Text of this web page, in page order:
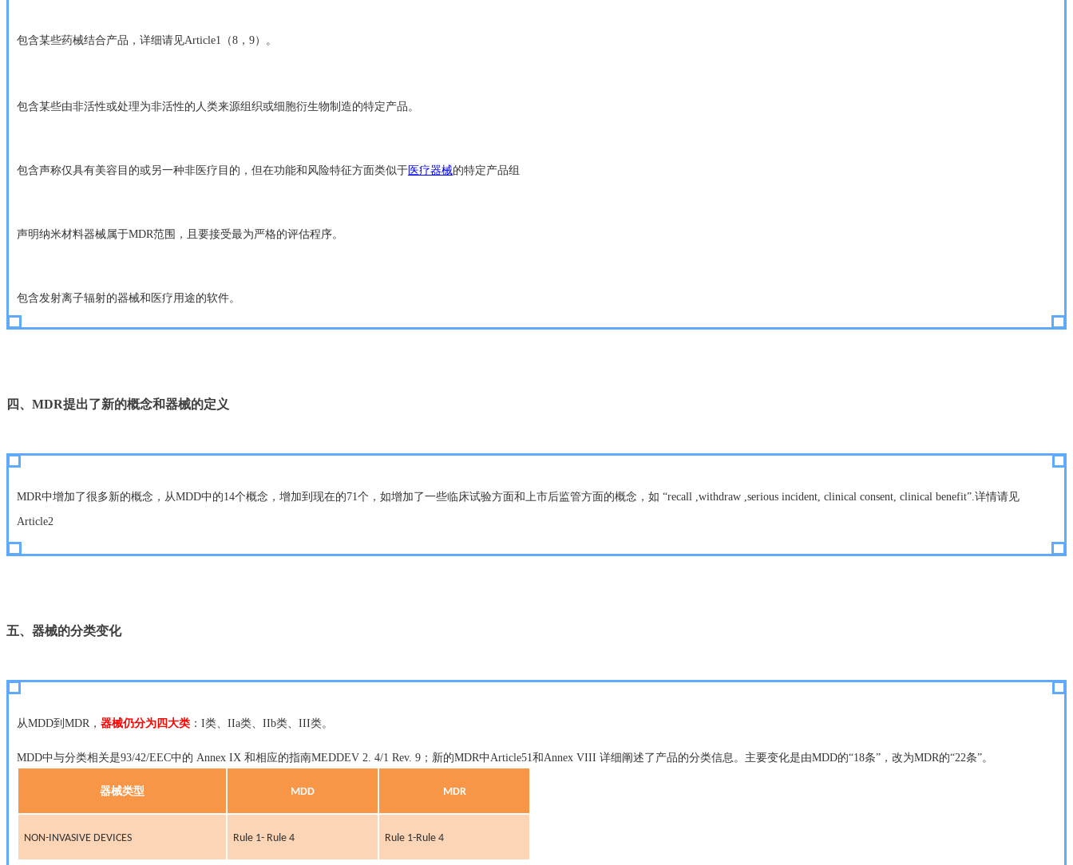
包含某些药械结合产品，详细请见Article1 （8 ， 9）。
包含某些由非活性或处理为非活性的人类来源组织或细胞衍生物制造的特定产品。
包含声称仅具有美容目的或另一种非医疗目的，但在功能和风险特征方面类似于 医疗器械的特定产品组
声明纳米材料器械属于MDR范围，且要接受最为严格的评估程序。
包含发射离子辐射的器械和医疗用途的软件。
四、 MDR提出了新的概念和器械的定义
MDR中增加了很多新的概念，从MDD中的14个概念，增加到现在的71个，如增加了一些临床试验方面和上市后监管方面的概念，如 “recall ,withdraw ,serious incident, clinical consent, clinical benefit”.详情请见
Article2
五、器械的分类变化
从MDD到MDR， 器械仍分为四大类 ：I类、IIa类、IIb类、III类。
MDD中与分类相关是93/42/EEC中的 Annex IX 和相应的指南MEDDEV 2. 4/1 Rev. 9；新的MDR中Article51和Annex VIII 详细阐述了产品的分类信息。主要变化是由MDD的“18条”，改为MDR的“22条”。
器械类型 MDD MDR
NON-INVASIVE DEVICES Rule 1- Rule 4 Rule 1-Rule 4